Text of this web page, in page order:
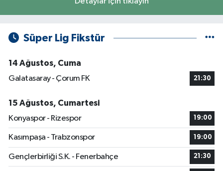
Süper Lig Fikstür
14 Ağustos, Cuma
Galatasaray - Çorum FK
21:30
15 Ağustos, Cumartesi
Konyaspor - Rizespor
19:00
Kasımpaşa - Trabzonspor 19:00
Gençlerbirliği S.K. - Fenerbahçe 21:30